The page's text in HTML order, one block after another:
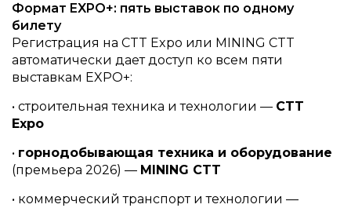
Формат EXPO+: пять выставок по одному
билету
Регистрация на CTT Expo или MINING CTT
автоматически дает доступ ко всем пяти
выставкам EXPO+:
• строительная техника и технологии — CTT
Expo
• горнодобывающая техника и оборудование
(премьера 2026) — MINING CTT
• коммерческий транспорт и технологии —